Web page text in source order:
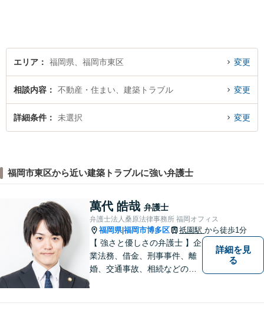
エリア 福岡県、福岡市東区 変更
相談内容 不動産・住まい、建築トラブル 変更
詳細条件 未選択 変更
福岡市東区から近い建築トラブルに強い弁護士
萬代 皓哉 弁護士
弁護士法人桑原法律事務所 福岡オフィス
福岡県|福岡市博多区 祇園駅 から徒歩1分
【 強さと優しさの弁護士 】企
業法務、借金、刑事事件、離
婚、交通事故、相続などのご
詳細を見
る